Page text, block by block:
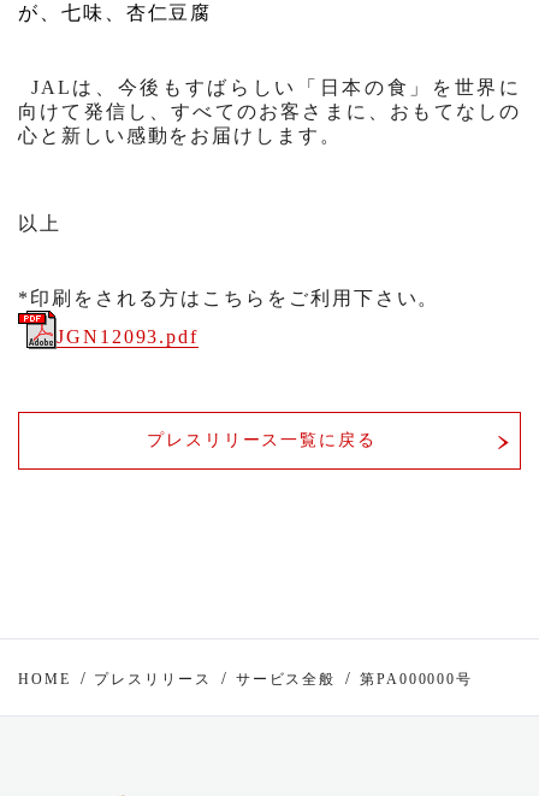
が、七味
杏仁豆腐
JAL は、今後もすばらしい「日本の食」を世界に
向けて発信し、すべてのお客さまに、おもてなしの
心と新しい感動をお届けします。
以上
*印刷をされる方はこちらをご利用下さい。
JGN12093.pdf
プレスリリース一覧に戻る
HOME プレスリリース サービス全般 第PA000000号